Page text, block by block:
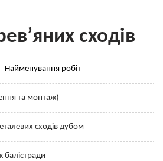
сходів
Найменування робіт
та монтаж)
сходів дубом
балістради